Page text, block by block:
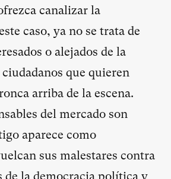
canalizar la
caso, ya no se trata de
o alejados de la
que quieren
arriba de la escena.
del mercado son
aparece como
sus malestares contra
de la democracia política y